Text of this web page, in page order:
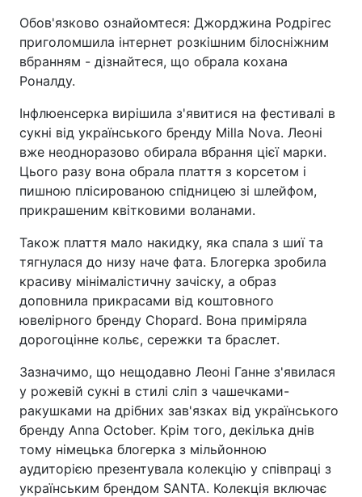
Обов'язково ознайомтеся: Джорджина Родрігес
приголомшила інтернет розкішним білосніжним
вбранням - дізнайтеся, що обрала кохана
Роналду.
Інфлюенсерка вирішила з'явитися на фестивалі в
сукні від українського бренду Milla Nova. Леоні
вже неодноразово обирала вбрання цієї марки.
Цього разу вона обрала плаття з корсетом і
пишною плісированою спідницею зі шлейфом,
прикрашеним квітковими воланами.
Також плаття мало накидку, яка спала з шиї та
тягнулася до низу наче фата. Блогерка зробила
красиву мінімалістичну зачіску, а образ
доповнила прикрасами від коштовного
ювелірного бренду Chopard. Вона приміряла
дорогоцінне кольє, сережки та браслет.
Зазначимо, що нещодавно Леоні Ганне з'явилася
у рожевій сукні в стилі сліп з чашечками-
ракушками на дрібних зав'язках від українського
бренду Anna October. Крім того, декілька днів
тому німецька блогерка з мільйонною
аудиторією презентувала колекцію у співпраці з
українським брендом SANTA. Колекція включає